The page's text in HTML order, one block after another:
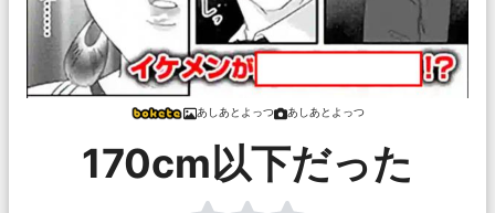
あしあとよっつ あしあとよっつ
170cm以下だった